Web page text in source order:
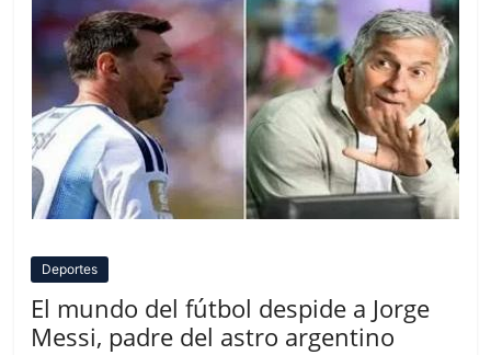
Deportes
El mundo del fútbol despide a Jorge
Messi, padre del astro argentino